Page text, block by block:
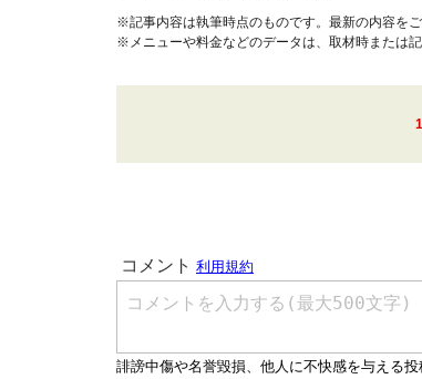
※記事内容は執筆時点のものです。最新の内容をご
※メニューや料金などのデータは、取材時または記
1